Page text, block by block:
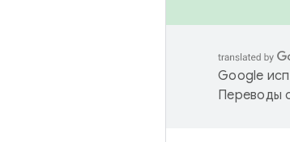
Google
Переводы